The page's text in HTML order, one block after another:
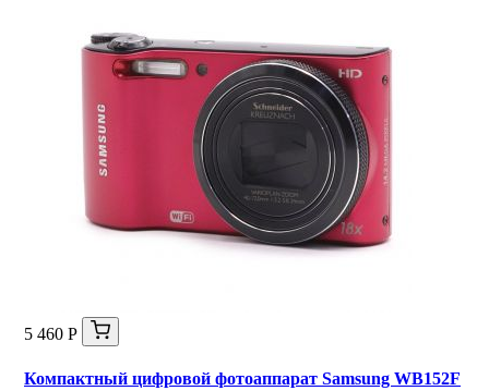
5 460 Р
Компактный цифровой фотоаппарат Samsung WB152F